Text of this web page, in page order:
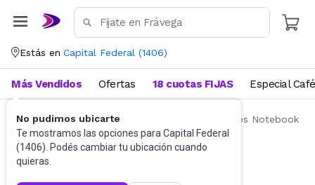
Estás en Capital Federal (1406)
No pudimos ubicarte
Te mostramos las opciones para Capital Federal
(1406). Podés cambiar tu ubicación cuando
quieras.
Más Vendidos Ofertas 18 cuotas FIJAS Especial Café
Accesorios de Informática Mochilas y Bolsos Notebook